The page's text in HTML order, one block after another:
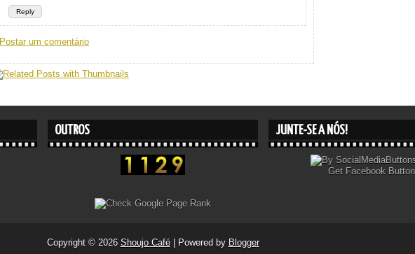
Reply
Postar um comentário
OUTROS JUNTE-SE A NÓS!
Get Facebook
Copyright © 2026 Shoujo Café| Powered by Blogger